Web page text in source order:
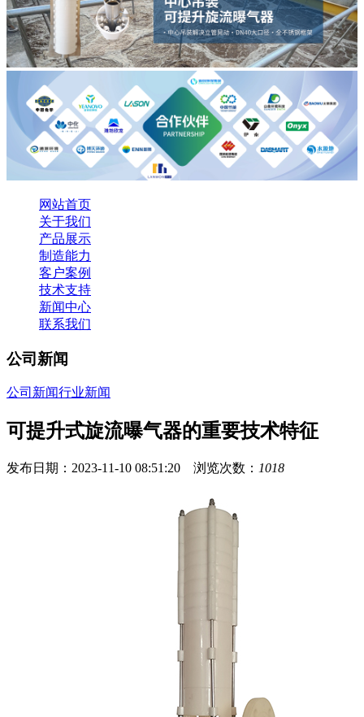
网站首页
关于我们
产品展示
制造能力
客户案例
技术支持
新闻中心
联系我们
公司新闻
公司新闻行业新闻
可提升式旋流曝气器的重要技术特征
发布日期：2023-11-10 08:51:20 浏览次数： 1018